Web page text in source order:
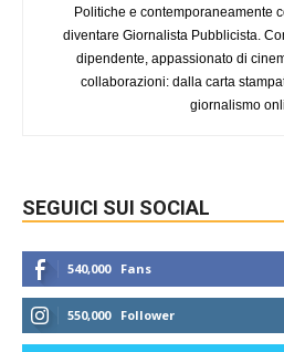
Politiche e contemporaneamente
diventare Giornalista Pubblicista.
dipendente, appassionato di
collaborazioni: dalla carta
giornalismo
SEGUICI SUI SOCIAL
540,000 Fans
550,000 Follower